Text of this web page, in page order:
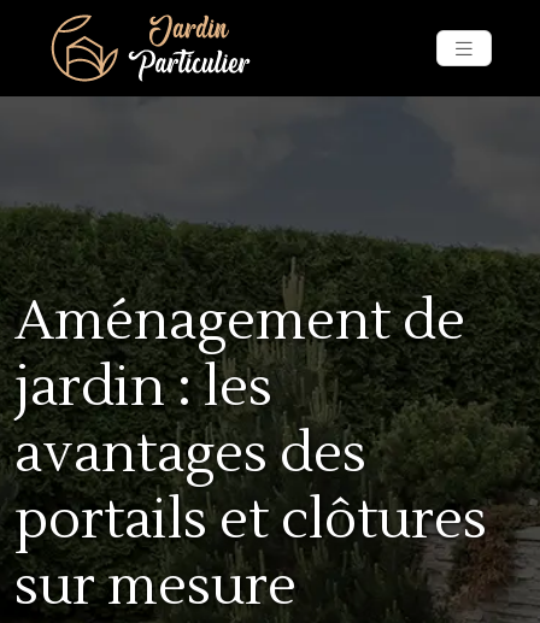
Aménagement de
jardin : les
avantages des
portails et clôtures
sur mesure